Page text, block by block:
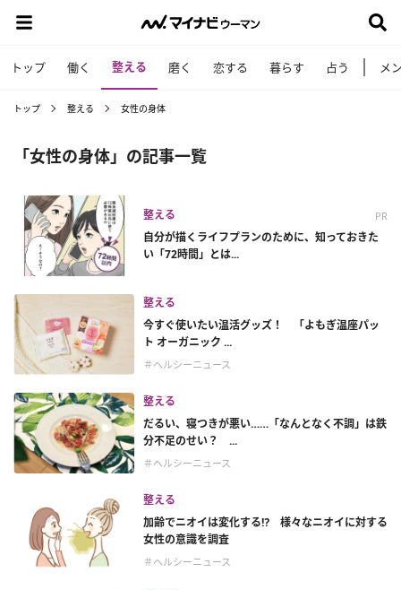
トップ 働く 整える 磨く 恋する 暮らす 占う メ
トップ 整える 女性の身体
「女性の身体」の記事一覧
整える PR
自分が描くライフプランのために、知っておきた
い「72時間」とは...
整える
今すぐ使いたい温活グッズ！ 「よもぎ温座パッ
ト オーガニック ...
＃ヘルシーニュース
整える
だるい、寝つきが悪い……「なんとなく不調」は鉄
分不足のせい？ ...
＃ヘルシーニュース
整える
加齢でニオイは変化する⁉ 様々なニオイに対する
女性の意識を調査
＃ヘルシーニュース